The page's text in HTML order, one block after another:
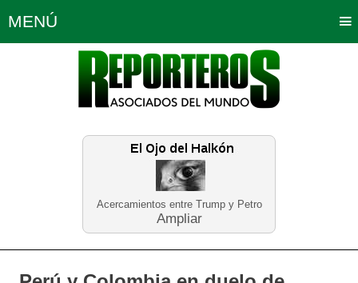
Acercamientos entre Trump y Petro
Ampliar
MENÚ
Política Opinión Bogotá
Planeta Tierra Deportes
Educación Neira